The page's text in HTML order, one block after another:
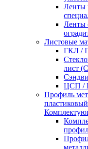
Ленты
Ленты
Листовые
ГКЛ /
лист
ЦСП /
Профиль